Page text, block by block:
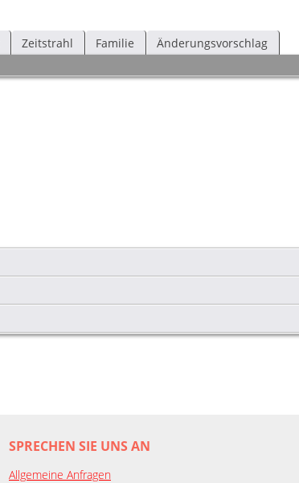
Zeitstrahl Familie Änderungsvorschlag
SPRECHEN SIE UNS AN
Allgemeine Anfragen